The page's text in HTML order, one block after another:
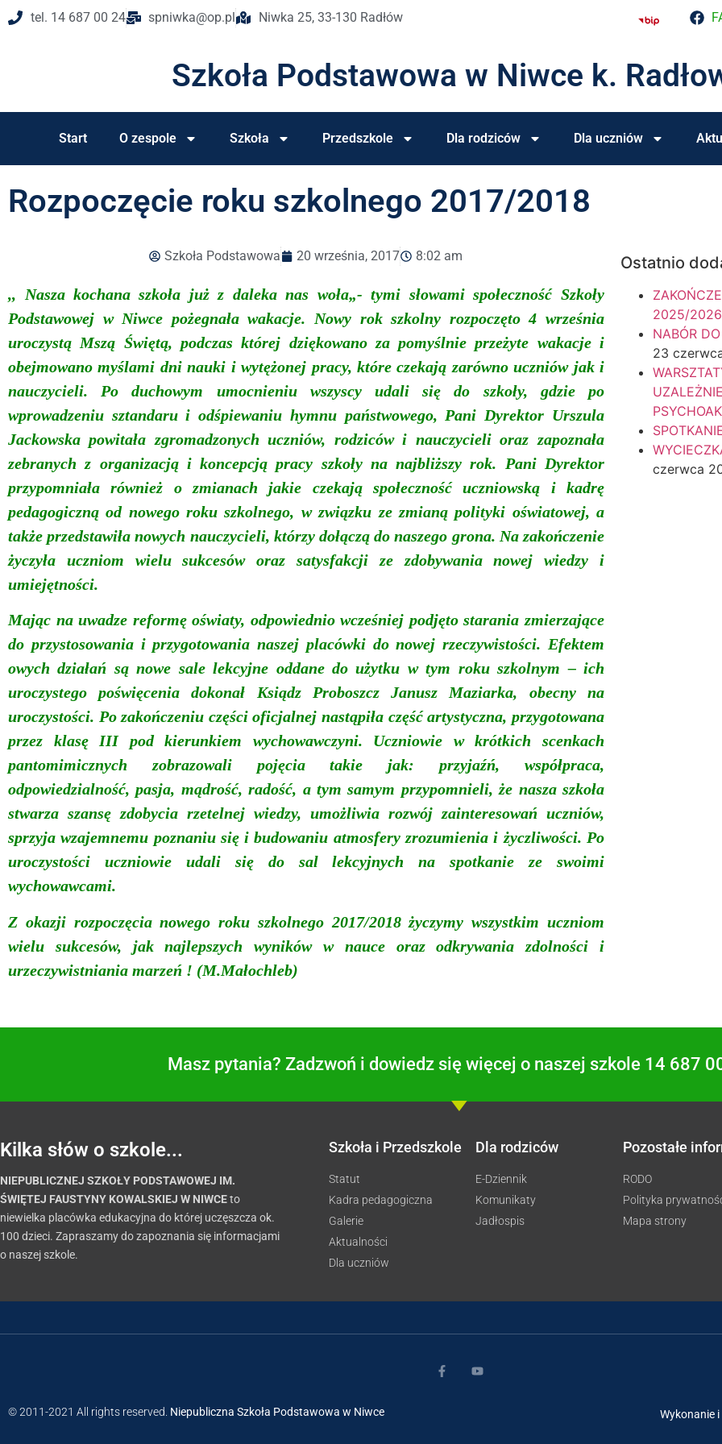
tel. 14 687 00 24 spniwka@op.pl Niwka 25, 33-130 Radłów
Szkoła Podstawowa w Niwce k.
Start O zespole Szkoła Przedszkole Dla rodziców Dla uczniów
Rozpoczęcie roku szkolnego 2017/2018
Szkoła Podstawowa 20 września, 2017 8:02 am
,, Nasza kochana szkoła już z daleka nas woła„- tymi słowami społeczność Szkoły
Podstawowej w Niwce pożegnała wakacje. Nowy rok szkolny rozpoczęto 4 września
uroczystą Mszą Świętą, podczasktórej dziękowanoza pomyślnie przeżyte wakacje i
obejmowano myślami dni nauki iwytężonej pracy, które czekają zarówno uczniów jak i
nauczycieli.
Po duchowym umocnieniu wszyscy udali się do szkoły, gdzie po
wprowadzeniu sztandaru i odśpiewaniu hymnu państwowego, Pani Dyrektor Urszula
Jackowska powitała zgromadzonych uczniów, rodziców i nauczycieli oraz zapoznała
zebranych z organizacją i koncepcją pracy szkoły na najbliższy rok. Pani Dyrektor
przypomniała również o zmianach jakie czekają społeczność uczniowską i kadrę
pedagogiczną od nowego roku szkolnego, w związku ze zmianą polityki oświatowej, a
także przedstawiła nowych nauczycieli, którzy dołączą do naszego grona. Na zakończenie
życzyła uczniom wielu sukcesów oraz satysfakcji ze zdobywania nowej wiedzy i
umiejętności.
Mając na uwadze reformę oświaty, odpowiednio wcześniej podjęto starania zmierzające
do przystosowaniai przygotowania naszej placówki do nowej rzeczywistości. Efektem
owych działań są nowe sale lekcyjne oddane do użytku w tym roku szkolnym – ich
uroczystego poświęcenia dokonał Ksiądz Proboszcz Janusz Maziarka, obecny na
uroczystości. Po zakończeniu części oficjalnej nastąpiła częśćartystyczna, przygotowana
przez klasę III pod kierunkiem wychowawczyni. Uczniowie w krótkich scenkach
pantomimicznych zobrazowali pojęcia takie jak: przyjaźń, współpraca,
odpowiedzialność, pasja, mądrość, radość, a tym samym przypomnieli, że nasza szkoła
stwarza szansę zdobycia rzetelnej wiedzy, umożliwia rozwój zainteresowań uczniów,
sprzyja wzajemnemu poznaniu się i budowaniu atmosfery zrozumienia i życzliwości. Po
uroczystości uczniowie udali siędo sal lekcyjnych na spotkanie ze swoimi
wychowawcami.
Z okazji rozpoczęcia nowego roku szkolnego 2017/2018życzymy wszystkim uczniom
wielu sukcesów, jaknajlepszych wyników w nauce oraz odkrywania zdolności i
urzeczywistniania marzeń ! (M.Małochleb)
Ostatnio
2025/2026
NABÓR
23
czerwca
Masz pytania? Zadzwoń i dowiedz się więcej o naszej szkole 14 687
Kilka słów o szkole...
NIEPUBLICZNEJ SZKOŁY PODSTAWOWEJ IM.
ŚWIĘTEJ FAUSTYNY KOWALSKIEJ W NIWCEto
niewielka placówka edukacyjna do której uczęszcza ok.
100 dzieci. Zapraszamy do zapoznania się informacjami
o naszej szkole.
Szkoła i Przedszkole
Statut
Kadra pedagogiczna
Galerie
Aktualności
Dla uczniów
Dla rodziców
E-Dziennik
Komunikaty
Jadłospis
Pozostałe
RODO
Polityka
Mapa strony
© 2011-2021 All rights reserved. Niepubliczna Szkoła Podstawowa w Niwce Wykonanie